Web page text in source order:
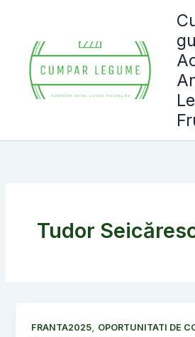
content
Tudor
FRANTA2025, OPORTUNITATI DE